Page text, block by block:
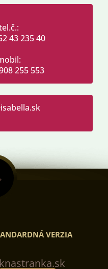
43 235 40
255 553
bella.sk
VERZIA